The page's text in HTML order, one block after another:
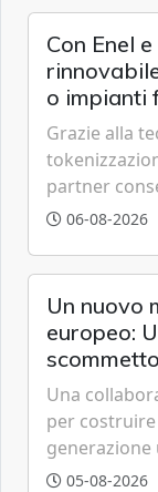
Con Enel
o impianti
Grazie alla
partner
all'eolico
06-08-2026
Un nuovo
europeo:
Una
per
generazione
artificiale.
05-08-2026